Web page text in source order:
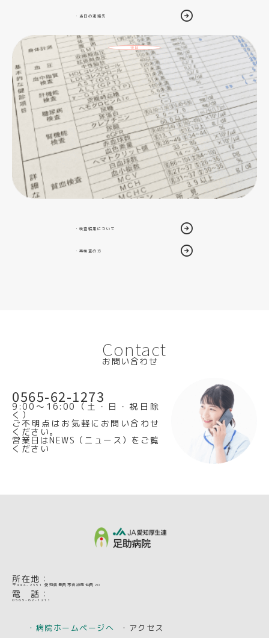
・当日の連絡先
後日
・検査結果について
・再検査の方
Contact
お問い合わせ
0565-62-1273
9:00～16:00（土・日・祝日除
く）
ご不明点はお気軽にお問い合わせ
ください。
営業日はNEWS（ニュース）をご覧
ください
所在地：
〒444-2351 愛知県豊田市岩神町仲田20
電 話：
0565-62-1211
・病院ホームページへ
・アクセス